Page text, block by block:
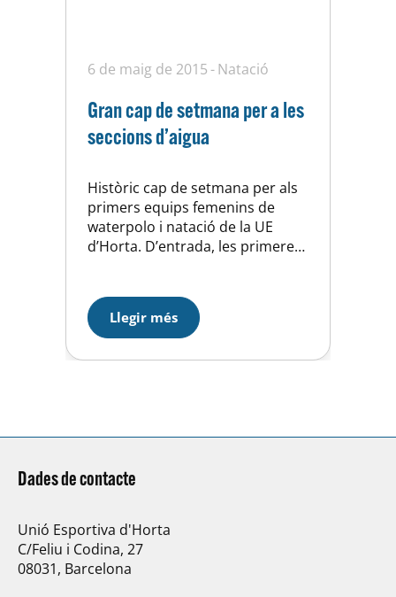
6 de maig de 2015 Natació
Gran cap de setmana per a les
seccions d’aigua
Històric cap de setmana per als
primers equips femenins de
waterpolo i natació de la UE
d’Horta. D’entrada, les primeres
assolint l’ascens a Primera (la
segona màxima categoria del
waterpolo de l’Estat), tancant
una temporada completa
Llegir més
Dades de contacte
Unió Esportiva d'Horta
C/Feliu i Codina, 27
08031, Barcelona